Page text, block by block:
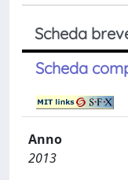
Scheda
Scheda
Anno
2013